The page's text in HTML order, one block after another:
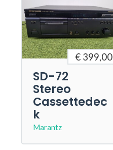
€ 399,00
SD-72
Stereo
Cassettedec
k
Marantz